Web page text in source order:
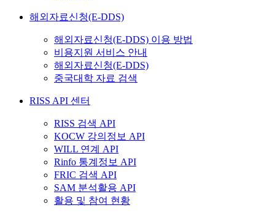
해외자료신청(E-DDS)
해외자료신청(E-DDS) 이용 방법
비용지원 서비스 안내
해외자료신청(E-DDS)
중국대학 자료 검색
RISS API 센터
RISS 검색 API
KOCW 강의정보 API
WILL 연계 API
Rinfo 통계정보 API
FRIC 검색 API
SAM 분석활용 API
활용 및 참여 현황